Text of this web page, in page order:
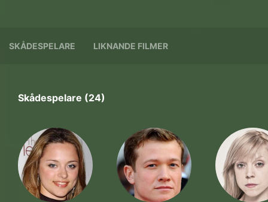
SKÅDESPELARE LIKNANDE FILMER
Skådespelare (24)